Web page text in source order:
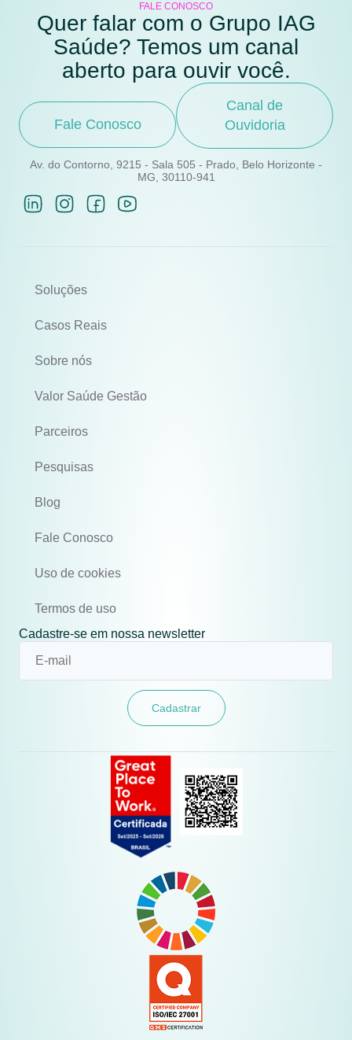
FALE CONOSCO
Quer falar com o Grupo IAG
Saúde? Temos um canal
aberto para ouvir você.
Fale Conosco
Canal de
Ouvidoria
Av. do Contorno, 9215 - Sala 505 - Prado, Belo Horizonte -
MG, 30110-941
Soluções
Casos Reais
Sobre nós
Valor Saúde Gestão
Parceiros
Pesquisas
Blog
Fale Conosco
Uso de cookies
Termos de uso
Cadastre-se em nossa newsletter
Cadastrar